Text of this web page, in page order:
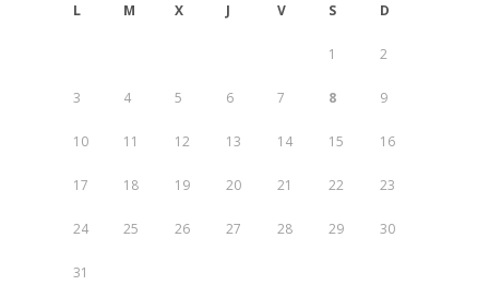
L M X J V S D
1 2
3 4 5 6 7 8 9
10 11 12 13 14 15 16
17 18 19 20 21 22 23
24 25 26 27 28 29 30
31